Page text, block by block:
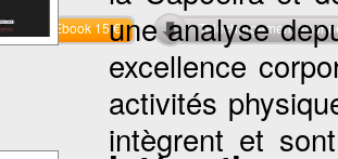
l'Ebook 15 € Téléchargement
une analyse
excellence
activités
intègrent et